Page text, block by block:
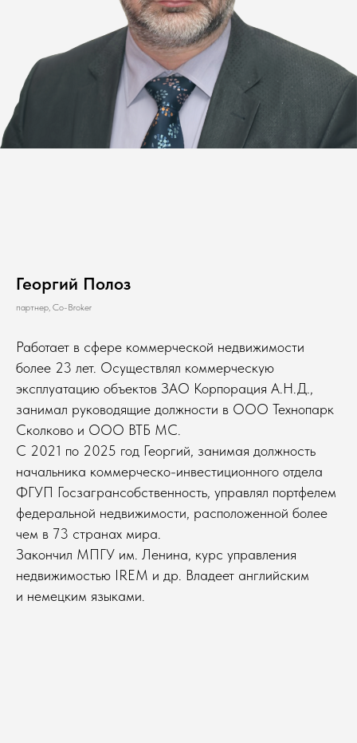
Георгий Полоз
партнер, Co-Broker
Работает в сфере коммерческой недвижимости
более 23 лет. Осуществлял коммерческую
эксплуатацию объектов ЗАО Корпорация А.Н.Д.,
занимал руководящие должности в ООО Технопарк
Сколково и ООО ВТБ МС.
С 2021 по 2025 год Георгий, занимая должность
начальника коммерческо-инвестиционного отдела
ФГУП Госзагрансобственность, управлял портфелем
федеральной недвижимости, расположенной более
чем в 73 странах мира.
Закончил МПГУ им. Ленина, курс управления
недвижимостью IREM и др. Владеет английским
и немецким языками.